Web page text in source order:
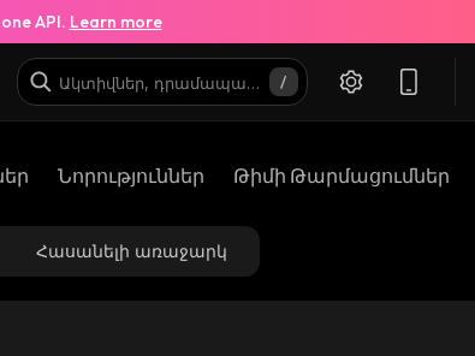
API. Learn more
Նորություններ Թիմի Թարմացումներ
Հասանելի առաջարկ